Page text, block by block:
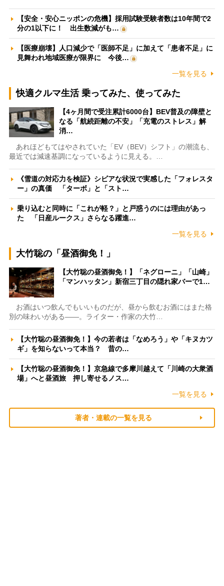
【安全・安心ニッポンの危機】採用試験受験者数は10年間で2
分の1以下に！ 出生数減がも…
【医療崩壊】人口減少で「医師不足」に加えて「患者不足」に
見舞われ地域医療が限界に 今後…
一覧を見る
快適クルマ生活 乗ってみた、使ってみた
【4ヶ月間で受注累計6000台】BEV普及の障壁と
なる「航続距離の不安」「充電のストレス」解
消…
あれほどもてはやされていた「EV（BEV）シフト」の潮流も、
最近では減速基調になっているように見える。…
《雪道の対応力を検証》シビアな状況で実感した「フォレスタ
ー」の真価 「ターボ」と「スト…
乗り込むと同時に「これが軽？」と戸惑うのには理由があっ
た 「日産ルークス」さらなる躍進…
一覧を見る
大竹聡の「昼酒御免！」
【大竹聡の昼酒御免！】「ネグローニ」「山崎」
「マンハッタン」新宿三丁目の隠れ家バーで1…
お酒はいつ飲んでもいいものだが、昼から飲むお酒にはまた格
別の味わいがある――。ライター・作家の大竹…
【大竹聡の昼酒御免！】今の若者は「なめろう」や「キヌカツ
ギ」を知らないって本当？ 昔の…
【大竹聡の昼酒御免！】京急線で多摩川越えて「川崎の大衆酒
場」へと昼酒旅 押し寄せるノス…
一覧を見る
著者・連載の一覧を見る